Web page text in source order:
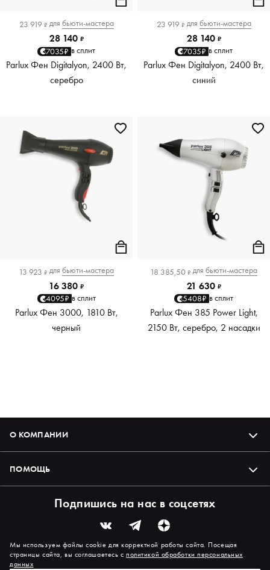
23 919 ₽ для бьюти-мастера
28 140 ₽
7035₽ в сплит
Parlux Фен Digitalyon, 2400 Вт,
серебро
23 919 ₽ для бьюти-мастера
28 140 ₽
7035₽ в сплит
Parlux Фен Digitalyon, 2400 Вт,
синий
13 923 ₽ для бьюти-мастера
16 380 ₽
4095₽ в сплит
Parlux Фен 3000, 1810 Вт,
черный
18 385,50 ₽ для бьюти-мастера
21 630 ₽
5408₽ в сплит
Parlux Фен 385 Power Light,
2150 Вт, серебро, 2 насадки
О КОМПАНИИ
ПОМОЩЬ
Подпишись на нас в соцсетях
Мы используем файлы cookie для корректной работы сайта. Посещая
страницы сайта, вы соглашаетесь сполитикой обработки персональных
данных